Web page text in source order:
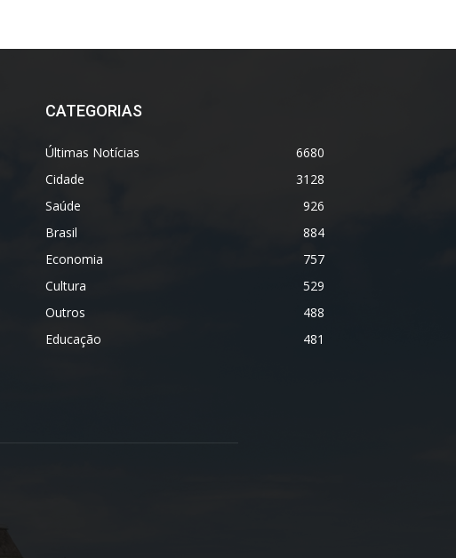
CATEGORIAS
Últimas Notícias
6680
Cidade
3128
Saúde
926
Brasil
884
Economia
757
Cultura
529
Outros
488
Educação
481